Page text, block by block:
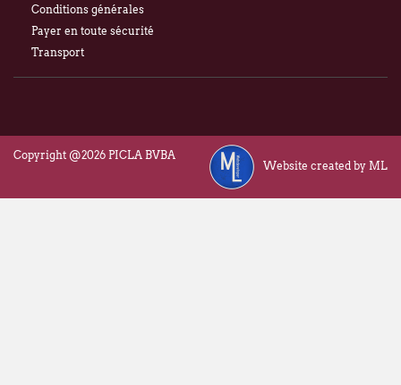
Conditions générales
Payer en toute sécurité
Transport
Copyright @2026 PICLA BVBA
Website created by ML